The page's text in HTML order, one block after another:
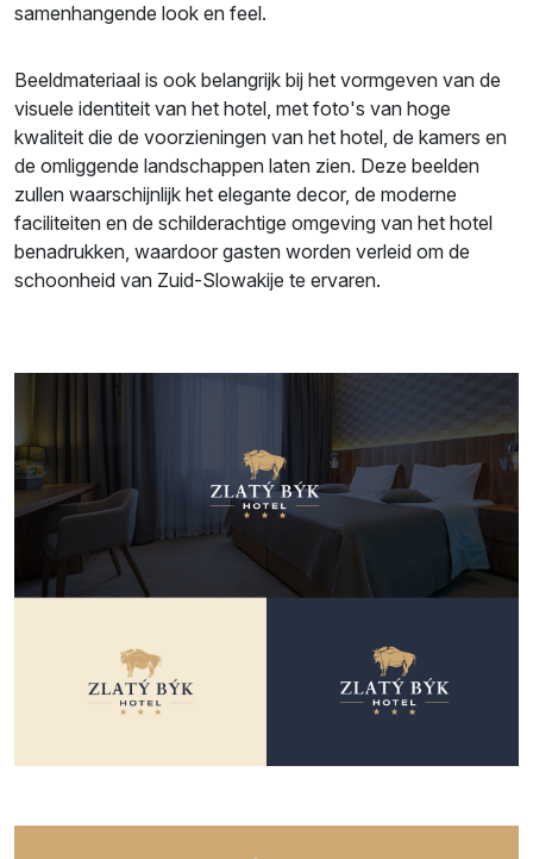
samenhangende look en feel.
Beeldmateriaal is ook belangrijk bij het vormgeven van de
visuele identiteit van het hotel, met foto's van hoge
kwaliteit die de voorzieningen van het hotel, de kamers en
de omliggende landschappen laten zien. Deze beelden
zullen waarschijnlijk het elegante decor, de moderne
faciliteiten en de schilderachtige omgeving van het hotel
benadrukken, waardoor gasten worden verleid om de
schoonheid van Zuid-Slowakije te ervaren.